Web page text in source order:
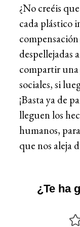
¿No creéis
cada plástico
despellejadas
compartir
sociales, si
¡Basta ya de
lleguen los
humanos,
que nos aleja
¿Te ha